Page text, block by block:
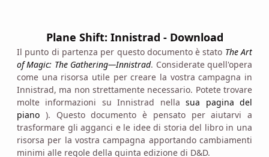
Plane Shift: Innistrad - Download
Il punto di partenza per questo documento è stato The Art
of Magic: The Gathering—Innistrad. Considerate quell'opera
come una risorsa utile per creare la vostra campagna in
Innistrad, ma non strettamente necessario. Potete trovare
molte informazioni su Innistrad nellasua pagina del
piano ). Questo documento è pensato per aiutarvi a
trasformare gli agganci e le idee di storia del libro in una
risorsa per la vostra campagna apportando cambiamenti
minimi alle regole della quinta edizione di D&D.